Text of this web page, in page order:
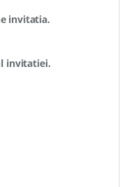
invitatia.
invitatiei.